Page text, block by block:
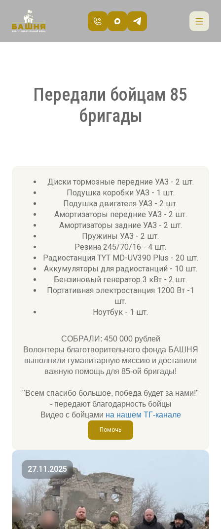
Передали бойцам 85
бригады
Диски тормозные передние УАЗ - 2 шт.
Подушка коробки УАЗ - 1 шт.
Подушка двигателя УАЗ - 2 шт.
Амортизаторы передние УАЗ - 2 шт.
Амортизаторы задние УАЗ - 2 шт.
Пружины УАЗ - 2 шт.
Резина 245/70/16 - 4 шт.
Радиостанция TYT MD-UV390 Plus - 20 шт.
Аккумуляторы для радиостанций - 10 шт.
Бензиновый генератор 3 кВт - 2 шт.
Портативная электростанция 1200 Вт -1
шт.
Ноутбук - 1 шт.
СОБРАЛИ: 450 000 рублей
Волонтеры благотворительного фонда БАШНЯ
выполнили гуманитарную миссию и доставили
важную помощь для 85-ой бригады!
"Всем спасибо большое, победа будет за нами!"
- передают благодарность бойцы
Видео с бойцами на нашем ТГ-канале
Помочь
27.11.2025